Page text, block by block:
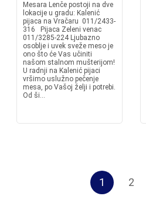
Mesara Lenče postoji na dve
lokacije u gradu: Kalenić
pijaca na Vračaru 011/2433-
316 Pijaca Zeleni venac
011/3285-224 Ljubazno
osoblje i uvek sveže meso je
ono što će Vas učiniti
našom stalnom mušterijom!
U radnji na Kalenić pijaci
vršimo uslužno pečenje
mesa, po Vašoj želji i potrebi.
Od ši...
1 2